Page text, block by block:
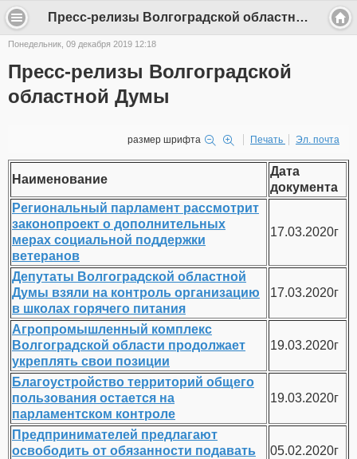
Пресс-релизы Волгоградской областной Думы - k.slobodsk
Понедельник, 09 декабря 2019 12:18
Пресс-релизы Волгоградской
областной Думы
размер шрифта Печать Эл. почта
Наименование
Дата
документа
Региональный парламент рассмотрит
законопроект о дополнительных
мерах социальной поддержки
ветеранов
17.03.2020г
Депутаты Волгоградской областной
Думы взяли на контроль организацию
в школах горячего питания
17.03.2020г
Агропромышленный комплекс
Волгоградской области продолжает
укреплять свои позиции
19.03.2020г
Благоустройство территорий общего
пользования остается на
парламентском контроле
19.03.2020г
Предпринимателей предлагают
освободить от обязанности подавать
05.02.2020г